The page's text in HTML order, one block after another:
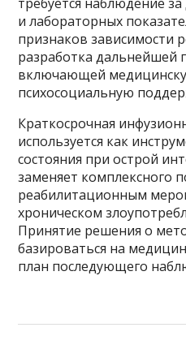
и лабораторных
признаков зависимости
разработка дальнейшей
включающей
психосоциальную
Краткосрочная
используется как
состояния при острой
заменяет комплексного
реабилитационным
хроническом
Принятие решения о
базироваться на
план последующего